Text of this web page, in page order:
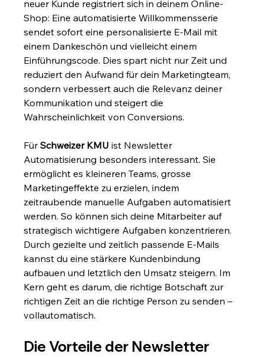
neuer Kunde registriert sich in deinem Online-
Shop: Eine automatisierte Willkommensserie
sendet sofort eine personalisierte E-Mail mit
einem Dankeschön und vielleicht einem
Einführungscode. Dies spart nicht nur Zeit und
reduziert den Aufwand für dein Marketingteam,
sondern verbessert auch die Relevanz deiner
Kommunikation und steigert die
Wahrscheinlichkeit von Conversions.
Für Schweizer KMU ist Newsletter
Automatisierung besonders interessant. Sie
ermöglicht es kleineren Teams, grosse
Marketingeffekte zu erzielen, indem
zeitraubende manuelle Aufgaben automatisiert
werden. So können sich deine Mitarbeiter auf
strategisch wichtigere Aufgaben konzentrieren.
Durch gezielte und zeitlich passende E-Mails
kannst du eine stärkere Kundenbindung
aufbauen und letztlich den Umsatz steigern. Im
Kern geht es darum, die richtige Botschaft zur
richtigen Zeit an die richtige Person zu senden –
vollautomatisch.
Die Vorteile der Newsletter